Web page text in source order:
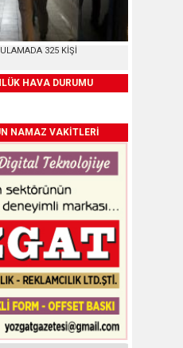
325 KİŞİ
HAVA DURUMU
NAMAZ VAKİTLERİ